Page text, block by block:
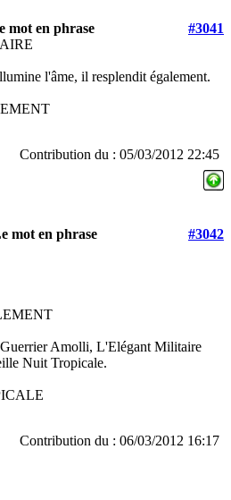
mot en phrase
#3041
l'âme, il resplendit également.
Contribution du : 05/03/2012 22:45
mot en phrase
#3042
Amolli, L'Elégant Militaire
Nuit Tropicale.
Contribution du : 06/03/2012 16:17